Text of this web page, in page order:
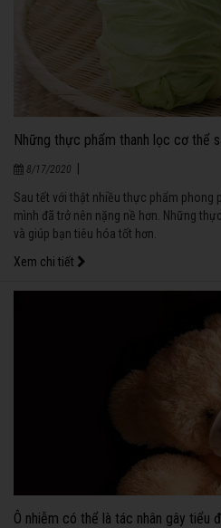
Những thực phẩm thanh lọc cơ thể
8/17/2020
Sau tết với thật nhiều thực phẩm phong
mình đã trở nên nặng nề hơn. Những
và giúp bạn tiêu hóa tốt hơn.
Xem chi tiết
Ô nhiễm có thể là tác nhân gây tiểu